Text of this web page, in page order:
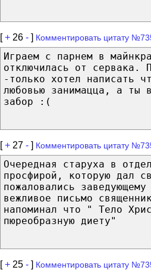
[+ 26 - ] Комментировать цитату
Играем с парнем в
отключилась от сервака.
-только хотел написать
любовью занимацца, а ты
забор :(
[+ 27 - ] Комментировать цитату
Очередная старуха в
просфирой, которую дал
пожаловались
вежливое письмо
напоминал что " Тело
пюреобразную диету"
[+ 25 - ] Комментировать цитату